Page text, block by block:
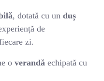
, dotată cu un duș
de
zi.
o verandă echipată cu